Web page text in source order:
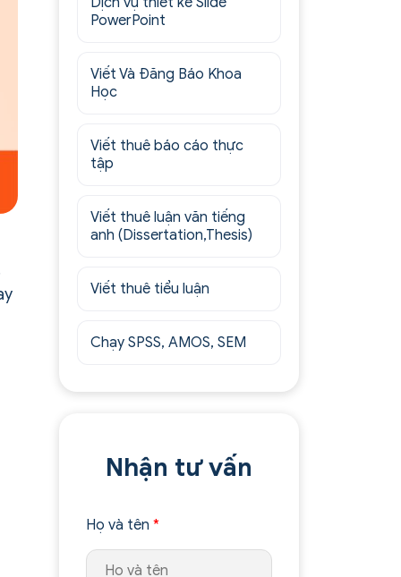
PowerPoint
Viết Và Đăng Báo Khoa
Học
Viết thuê báo cáo thực
tập
Viết thuê luận văn tiếng
anh (Dissertation,Thesis)
Viết thuê tiểu luận
Chạy SPSS, AMOS, SEM
Nhận tư vấn
Họ và tên*